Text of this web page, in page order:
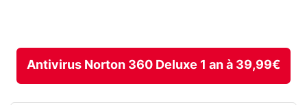
Antivirus Norton 360 Deluxe 1 an à 39,99€